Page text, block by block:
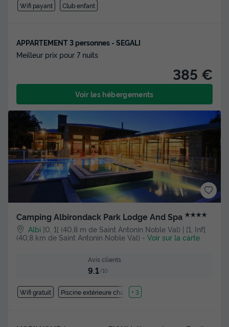
Wifi payant Club enfant
APPARTEMENT 3 personnes - SEGALI
Meilleur prix pour 7 nuits
385 €
Voir les hébergements
Camping Albirondack Park Lodge And Spa ★★★★
Albi ]0, 1[ (40,8 m de Saint Antonin Noble Val) | [1, Inf[
(40,8 km de Saint Antonin Noble Val) - Voir sur la carte
Avis clients
9.1/10
Wifi gratuit Piscine extérieure chauffée
+ 3